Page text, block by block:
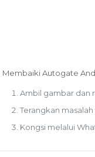
Membaiki Autogate
Ambil gambar dan
Terangkan
Kongsi melalui